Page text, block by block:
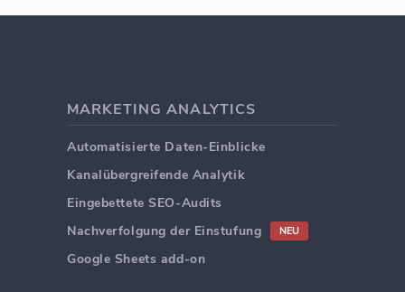
MARKETING ANALYTICS
Automatisierte Daten-Einblicke
Kanalübergreifende Analytik
Eingebettete SEO-Audits
Nachverfolgung der Einstufung
NEU
Google Sheets add-on